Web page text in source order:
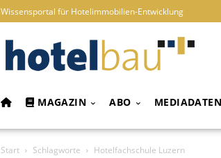
Wissensportal für Hotelimmobilien-Entwicklung
MAGAZIN ABO MEDIADATEN
Start Schlagworte Hotelfachschule Luzern